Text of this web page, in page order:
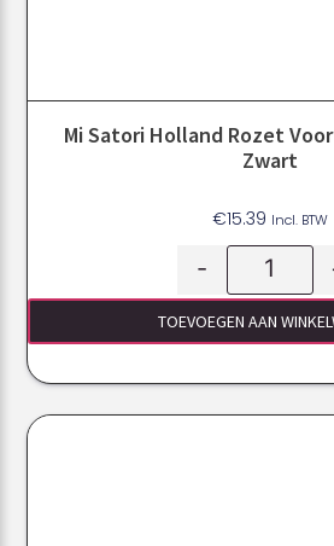
Mi Satori Holland Rozet
Zwart
€15.39 Incl. BTW
-
TOEVOEGEN AAN